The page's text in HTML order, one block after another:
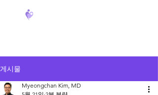
게시물
Myeongchan Kim, MD